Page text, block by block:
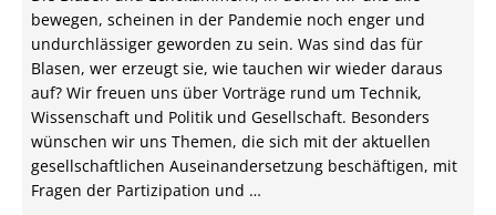
bewegen, scheinen in der Pandemie noch enger und
undurchlässiger geworden zu sein. Was sind das für
Blasen, wer erzeugt sie, wie tauchen wir wieder daraus
auf? Wir freuen uns über Vorträge rund um Technik,
Wissenschaft und Politik und Gesellschaft. Besonders
wünschen wir uns Themen, die sich mit der aktuellen
gesellschaftlichen Auseinandersetzung beschäftigen, mit
Fragen der Partizipation und …